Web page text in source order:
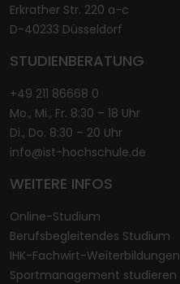
Erkrather Str. 220 a-c
D-40233 Düsseldorf
STUDIENBERATUNG
+49 211 86668 0
Mo., Mi., Fr. 8:30 – 18 Uhr
Di., Do. 8:30 – 20 Uhr
info@ist-hochschule.de
WEITERE INFOS
Online-Studium
Berufsbegleitendes Studium
IHK-Fachwirt-Weiterbildungen
Sportmanagement studieren